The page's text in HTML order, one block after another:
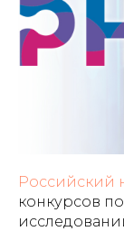
Российский
конкурсов